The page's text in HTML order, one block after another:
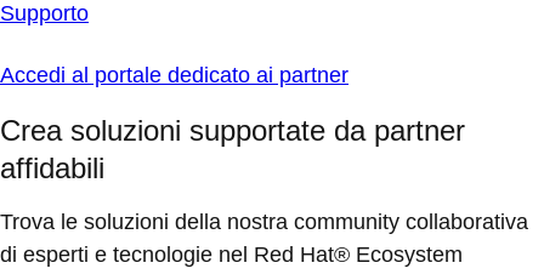
Supporto
Accedi al portale dedicato ai partner
Crea soluzioni supportate da partner
affidabili
Trova le soluzioni della nostra community collaborativa
di esperti e tecnologie nel Red Hat® Ecosystem